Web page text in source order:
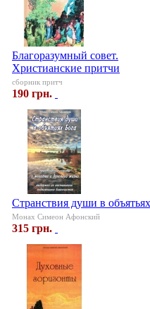
Благоразумный совет.
Христианские притчи
сборник притч
190 грн.
Странствия души в
Монах Симеон Афонский
315 грн.